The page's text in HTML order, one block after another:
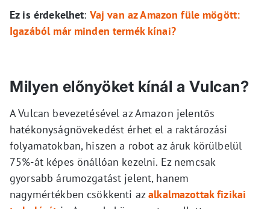
Ez is érdekelhet: Vaj van az Amazon füle mögött:
Igazából már minden termék kínai?
Milyen előnyöket kínál a Vulcan?
A Vulcan bevezetésével az Amazon jelentős
hatékonyságnövekedést érhet el a raktározási
folyamatokban, hiszen a robot az áruk körülbelül
75%-át képes önállóan kezelni. Ez nemcsak
gyorsabb árumozgatást jelent, hanem
nagymértékben csökkenti azalkalmazottak fizikai